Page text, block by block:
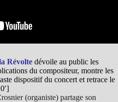
Révolte dévoile au public les
du compositeur, montre les
dispositif du concert et retrace le
(organiste) partage son